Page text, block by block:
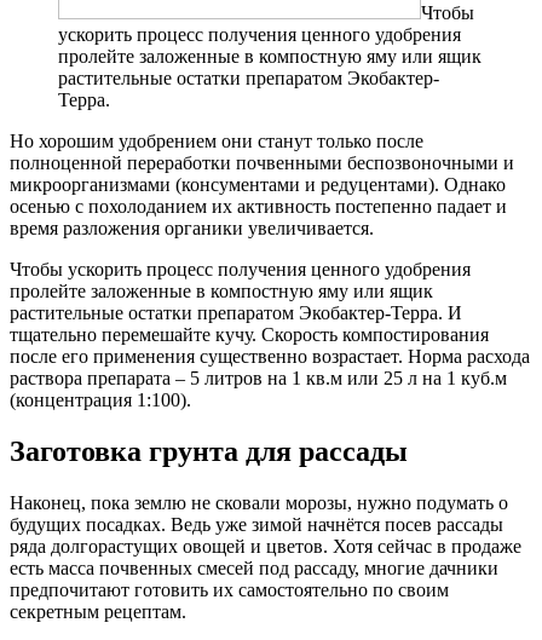
Чтобы
ускорить процесс получения ценного удобрения
пролейте заложенные в компостную яму или ящик
растительные остатки препаратом Экобактер-
Терра.
Но хорошим удобрением они станут только после
полноценной переработки почвенными беспозвоночными и
микроорганизмами (консументами и редуцентами). Однако
осенью с похолоданием их активность постепенно падает и
время разложения органики увеличивается.
Чтобы ускорить процесс получения ценного удобрения
пролейте заложенные в компостную яму или ящик
растительные остатки препаратом Экобактер-Терра. И
тщательно перемешайте кучу. Скорость компостирования
после его применения существенно возрастает. Норма расхода
раствора препарата – 5 литров на 1 кв.м или 25 л на 1 куб.м
(концентрация 1:100).
Заготовка грунта для рассады
Наконец, пока землю не сковали морозы, нужно подумать о
будущих посадках. Ведь уже зимой начнётся посев рассады
ряда долгорастущих овощей и цветов. Хотя сейчас в продаже
есть масса почвенных смесей под рассаду, многие дачники
предпочитают готовить их самостоятельно по своим
секретным рецептам.